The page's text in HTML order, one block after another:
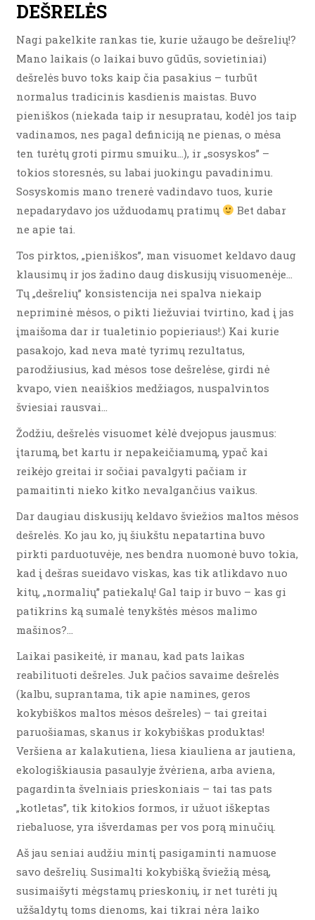
DEŠRELĖS
Nagi pakelkite rankas tie, kurie užaugo be dešrelių!?
Mano laikais (o laikai buvo gūdūs, sovietiniai)
dešrelės buvo toks kaip čia pasakius – turbūt
normalus tradicinis kasdienis maistas. Buvo
pieniškos (niekada taip ir nesupratau, kodėl jos taip
vadinamos, nes pagal definiciją ne pienas, o mėsa
ten turėtų groti pirmu smuiku…), ir „sosyskos” –
tokios storesnės, su labai juokingu pavadinimu.
Sosyskomis mano trenerė vadindavo tuos, kurie
nepadarydavo jos užduodamų pratimų
Bet dabar
ne apie tai.
Tos pirktos, „pieniškos”, man visuomet keldavo daug
klausimų ir jos žadino daug diskusijų visuomenėje…
Tų „dešrelių” konsistencija nei spalva niekaip
nepriminė mėsos, o pikti liežuviai tvirtino, kad į jas
įmaišoma dar ir tualetinio popieriaus!:) Kai kurie
pasakojo, kad neva matė tyrimų rezultatus,
parodžiusius, kad mėsos tose dešrelėse, girdi nė
kvapo, vien neaiškios medžiagos, nuspalvintos
šviesiai rausvai…
Žodžiu, dešrelės visuomet kėlė dvejopus jausmus:
įtarumą, bet kartu ir nepakeičiamumą, ypač kai
reikėjo greitai ir sočiai pavalgyti pačiam ir
pamaitinti nieko kitko nevalgančius vaikus.
Dar daugiau diskusijų keldavo šviežios maltos mėsos
dešrelės. Ko jau ko, jų šiukštu nepatartina buvo
pirkti parduotuvėje, nes bendra nuomonė buvo tokia,
kad į dešras sueidavo viskas, kas tik atlikdavo nuo
kitų, „normalių” patiekalų! Gal taip ir buvo – kas gi
patikrins ką sumalė tenykštės mėsos malimo
mašinos?…
Laikai pasikeitė, ir manau, kad pats laikas
reabilituoti dešreles. Juk pačios savaime dešrelės
(kalbu, suprantama, tik apie namines, geros
kokybiškos maltos mėsos dešreles) – tai greitai
paruošiamas, skanus ir kokybiškas produktas!
Veršiena ar kalakutiena, liesa kiauliena ar jautiena,
ekologiškiausia pasaulyje žvėriena, arba aviena,
pagardinta švelniais prieskoniais – tai tas pats
„kotletas”, tik kitokios formos, ir užuot iškeptas
riebaluose, yra išverdamas per vos porą minučių.
Aš jau seniai audžiu mintį pasigaminti namuose
savo dešrelių. Susimalti kokybišką šviežią mėsą,
susimaišyti mėgstamų prieskonių, ir net turėti jų
užšaldytų toms dienoms, kai tikrai nėra laiko